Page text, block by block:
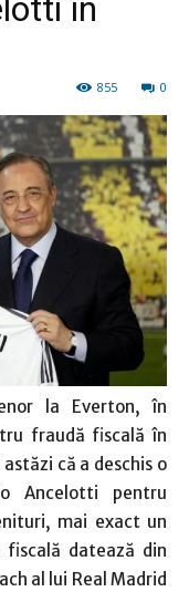
în
0
855
la Everton, în
fraudă fiscală în
că a deschis o
Ancelotti pentru
mai exact un
datează din
al lui Real Madrid